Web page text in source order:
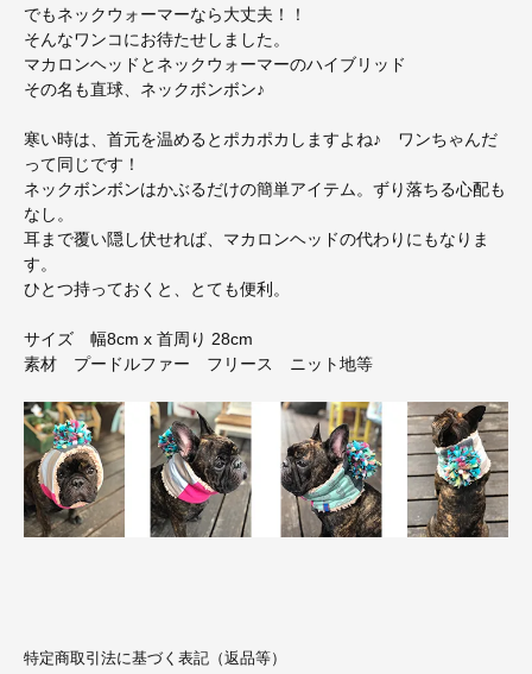
でもネックウォーマーなら大丈夫！！
そんなワンコにお待たせしました。
マカロンヘッドとネックウォーマーのハイブリッド
その名も直球、ネックボンボン♪
寒い時は、首元を温めるとポカポカしますよね♪ ワンちゃんだ
って同じです！
ネックボンボンはかぶるだけの簡単アイテム。ずり落ちる心配も
なし。
耳まで覆い隠し伏せれば、マカロンヘッドの代わりにもなりま
す。
ひとつ持っておくと、とても便利。
サイズ 幅8cm x 首周り 28cm
素材 プードルファー フリース ニット地等
特定商取引法に基づく表記（返品等）